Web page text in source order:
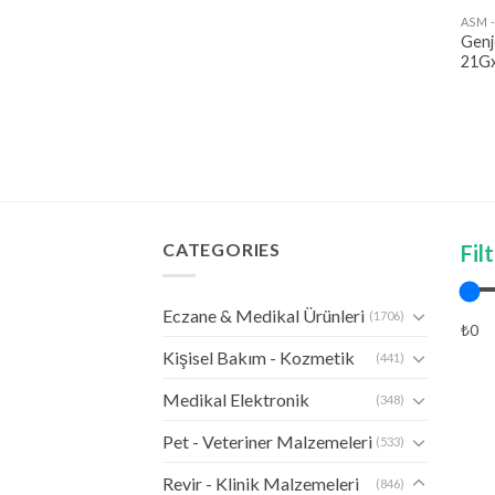
ASM
CATEGORIES
Eczane & Medikal Ürünleri (1706)
Kişisel Bakım - Kozmetik (441)
Medikal Elektronik (348)
Pet - Veteriner Malzemeleri (533)
Revir - Klinik Malzemeleri (846)
₺0